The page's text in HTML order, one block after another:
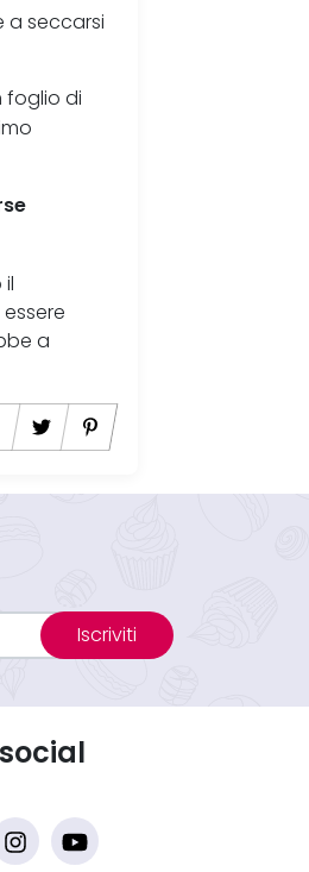
a seccarsi
foglio di
il
a
Iscriviti